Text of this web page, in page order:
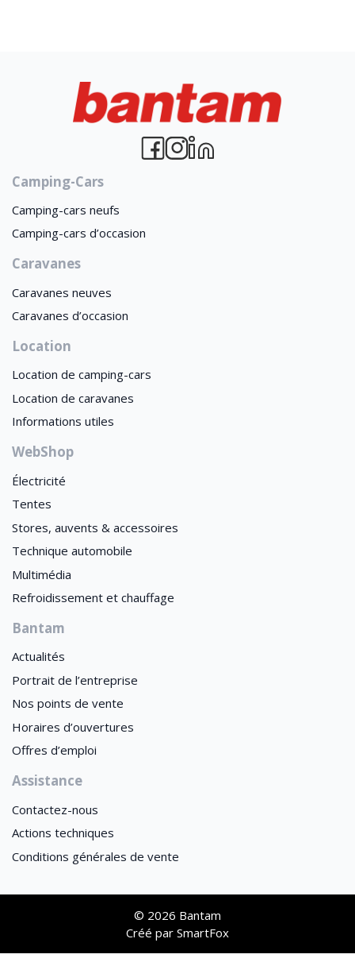
Camping-Cars
Camping-cars neufs
Camping-cars d’occasion
Caravanes
Caravanes neuves
Caravanes d’occasion
Location
Location de camping-cars
Location de caravanes
Informations utiles
WebShop
Électricité
Tentes
Stores, auvents & accessoires
Technique automobile
Multimédia
Refroidissement et chauffage
Bantam
Actualités
Portrait de l’entreprise
Nos points de vente
Horaires d’ouvertures
Offres d’emploi
Assistance
Contactez-nous
Actions techniques
Conditions générales de vente
© 2026 Bantam
Créé par SmartFox